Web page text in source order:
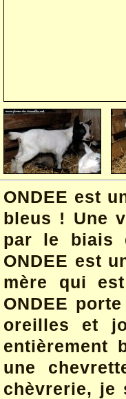
ONDEE est
bleus ! Une
par le biais
ONDEE est
mère qui
ONDEE
oreilles et
entièrement
une
chèvrerie, je